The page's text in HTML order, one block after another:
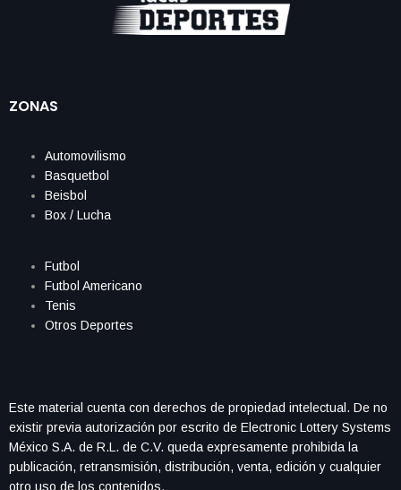
ZONAS
Automovilismo
Basquetbol
Beisbol
Box / Lucha
Futbol
Futbol Americano
Tenis
Otros Deportes
Este material cuenta con derechos de propiedad intelectual. De no
existir previa autorización por escrito de Electronic Lottery Systems
México S.A. de R.L. de C.V. queda expresamente prohibida la
publicación, retransmisión, distribución, venta, edición y cualquier
otro uso de los contenidos.